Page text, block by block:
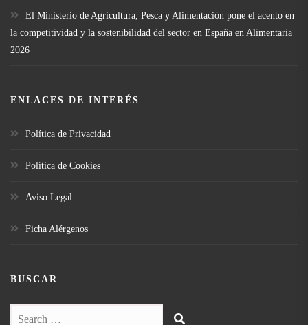
El Ministerio de Agricultura, Pesca y Alimentación pone el acento en
la competitividad y la sostenibilidad del sector en España en Alimentaria
2026
ENLACES DE INTERÉS
Política de Privacidad
Política de Cookies
Aviso Legal
Ficha Alérgenos
BUSCAR